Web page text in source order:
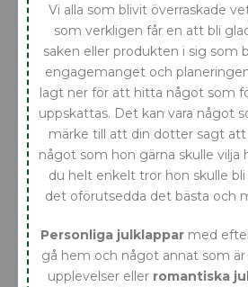
Vi alla som blivit överraskade
som verkligen får en att bli
saken eller produkten i sig som
engagemanget och
lagt ner för att hitta något som
uppskattas. Det kan vara något
märke till att din dotter sagt att
något som hon gärna skulle vilja
du helt enkelt tror hon skulle
det oförutsedda det bästa och
Personliga julklapparmed
gå hem och något annat som
upplevelser eller romantiska